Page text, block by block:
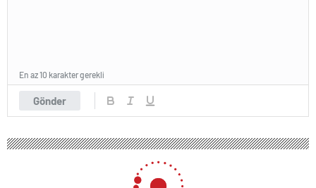
Gönder
En az 10 karakter gerekli